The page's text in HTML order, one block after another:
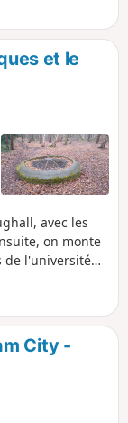
et le
avec les
on monte
de l'université
traversée sous
puis retour à la
City -